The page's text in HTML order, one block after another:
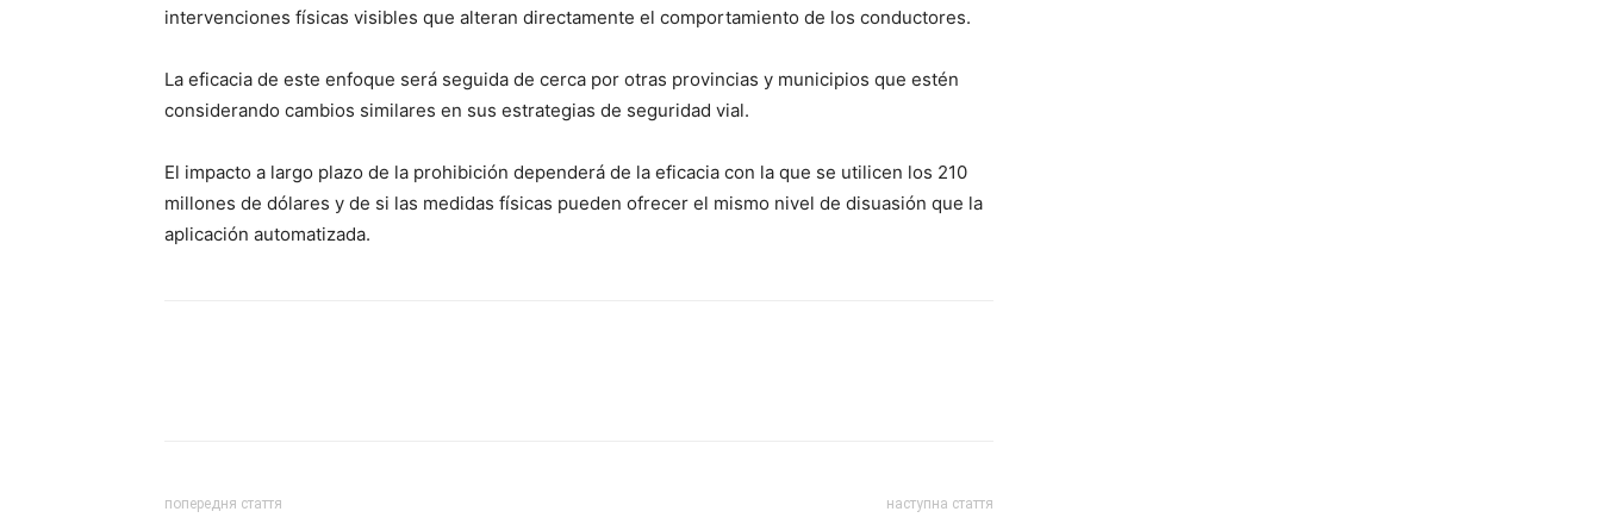
intervenciones físicas visibles que alteran directamente el comportamiento de los conductores.
La eficacia de este enfoque será seguida de cerca por otras provincias y municipios que estén
considerando cambios similares en sus estrategias de seguridad vial.
El impacto a largo plazo de la prohibición dependerá de la eficacia con la que se utilicen los 210
millones de dólares y de si las medidas físicas pueden ofrecer el mismo nivel de disuasión que la
aplicación automatizada.
попередня стаття наступна стаття